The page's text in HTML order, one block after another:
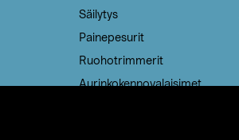
Säilytys
Painepesurit
Ruohotrimmerit
Aurinkokennovalaisimet